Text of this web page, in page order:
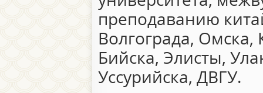
преподаванию
Волгограда, Омска,
Бийска, Элисты,
Уссурийска, ДВГУ.